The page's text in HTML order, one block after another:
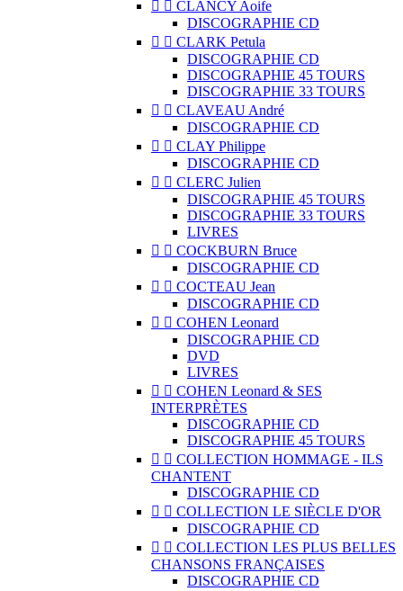
  CLANCY Aoife
DISCOGRAPHIE CD
  CLARK Petula
DISCOGRAPHIE CD
DISCOGRAPHIE 45 TOURS
DISCOGRAPHIE 33 TOURS
  CLAVEAU André
DISCOGRAPHIE CD
  CLAY Philippe
DISCOGRAPHIE CD
  CLERC Julien
DISCOGRAPHIE 45 TOURS
DISCOGRAPHIE 33 TOURS
LIVRES
  COCKBURN Bruce
DISCOGRAPHIE CD
  COCTEAU Jean
DISCOGRAPHIE CD
  COHEN Leonard
DISCOGRAPHIE CD
DVD
LIVRES
  COHEN Leonard & SES
INTERPRÈTES
DISCOGRAPHIE CD
DISCOGRAPHIE 45 TOURS
  COLLECTION HOMMAGE - ILS
CHANTENT
DISCOGRAPHIE CD
  COLLECTION LE SIÈCLE D'OR
DISCOGRAPHIE CD
  COLLECTION LES PLUS BELLES
CHANSONS FRANÇAISES
DISCOGRAPHIE CD